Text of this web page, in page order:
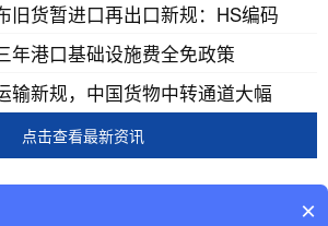
旧货暂进口再出口新规：HS编码
年港口基础设施费全免政策
输新规，中国货物中转通道大幅
点击查看最新资讯
×